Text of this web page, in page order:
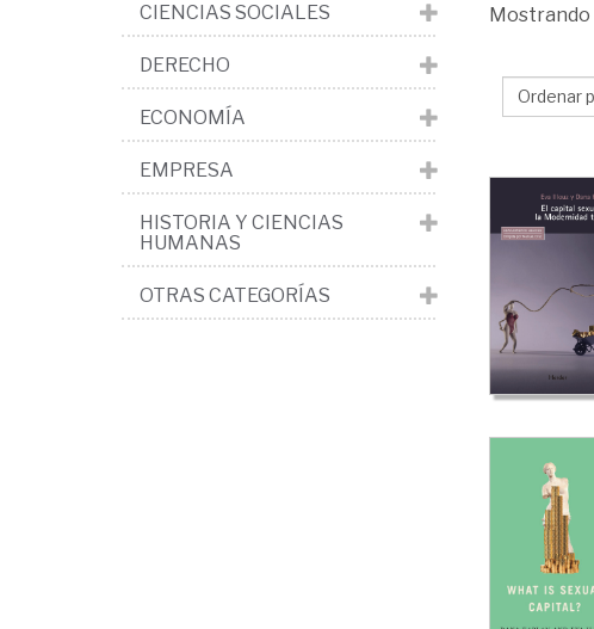
Kaplan,
Evan
Mostrando
CIENCIAS SOCIALES
DERECHO
ECONOMÍA
EMPRESA
HISTORIA Y CIENCIAS
HUMANAS
OTRAS CATEGORÍAS